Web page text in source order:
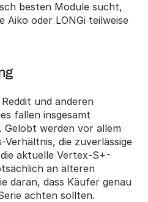
besten Module sucht,
Aiko oder LONGi teilweise
und anderen
fallen insgesamt
Gelobt werden vor allem
Verhältnis, die zuverlässige
aktuelle Vertex-S+-
an älteren
daran, dass Käufer genau
achten sollten.